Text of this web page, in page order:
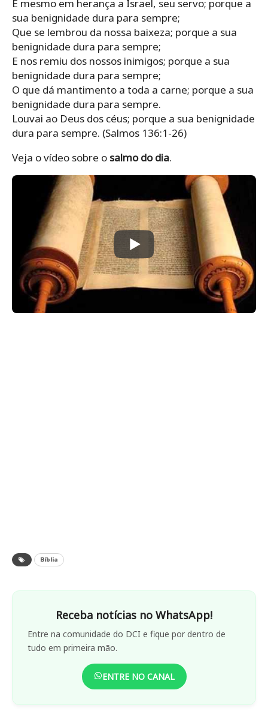
E mesmo em herança a Israel, seu servo; porque a
sua benignidade dura para sempre;
Que se lembrou da nossa baixeza; porque a sua
benignidade dura para sempre;
E nos remiu dos nossos inimigos; porque a sua
benignidade dura para sempre;
O que dá mantimento a toda a carne; porque a sua
benignidade dura para sempre.
Louvai ao Deus dos céus; porque a sua benignidade
dura para sempre. (Salmos 136:1-26)
Veja o vídeo sobre o salmo do dia.
Bíblia
Receba notícias no WhatsApp!
Entre na comunidade do DCI e fique por dentro de
tudo em primeira mão.
ENTRE NO CANAL